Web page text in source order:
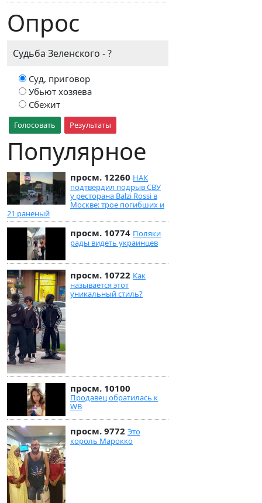
Опрос
Судьба Зеленского - ?
Суд, приговор
Убьют хозяева
Сбежит
Голосовать Результаты
Популярное
просм. 12260 НАК
подтвердил подрыв СВУ
у ресторана Balzi Rossi в
Москве: трое погибших и
21 раненый
просм. 10774 Поляки
рады видеть украинцев
просм. 10722 Как
называется этот
уникальный стиль?
просм. 10100
Продавец обратилась к
WB
просм. 9772 Это
король Марокко